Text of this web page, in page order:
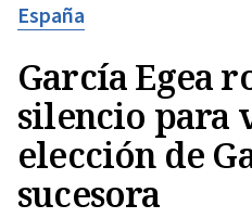
España
García Egea
silencio para
elección de
sucesora